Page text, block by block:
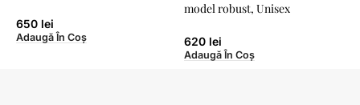
650 lei
Adaugă În Coș
model robust, Unisex
620 lei
Adaugă În Coș